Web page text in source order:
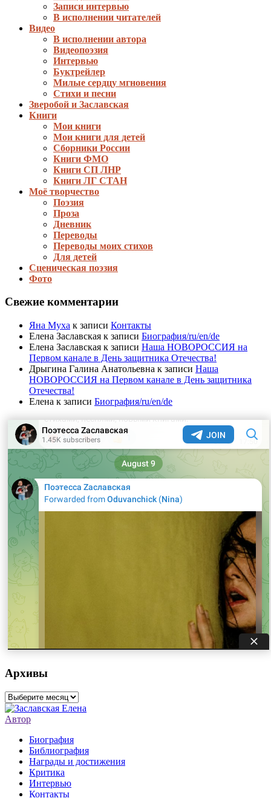
Записи интервью
В исполнении читателей
Видео
В исполнении автора
Видеопоэзия
Интервью
Буктрейлер
Милые сердцу мгновения
Стихи и песни
Зверобой и Заславская
Книги
Мои книги
Мои книги для детей
Сборники России
Книги ФМО
Книги СП ЛНР
Книги ЛГ СТАН
Моё творчество
Поэзия
Проза
Дневник
Переводы
Переводы моих стихов
Для детей
Сценическая поэзия
Фото
Свежие комментарии
Яна Муха к записи Контакты
Елена Заславская к записи Биография/ru/en/de
Елена Заславская к записи Наша НОВОРОССИЯ на
Первом канале в День защитника Отечества!
Дрыгина Галина Анатольевна к записи Наша
НОВОРОССИЯ на Первом канале в День защитника
Отечества!
Елена к записи Биография/ru/en/de
Архивы
Архивы
Автор
Биография
Библиография
Награды и достижения
Критика
Интервью
Контакты